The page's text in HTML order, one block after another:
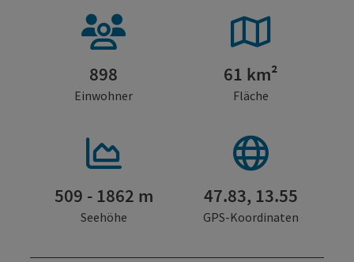
898
Einwohner
61 km²
Fläche
509 - 1862 m
Seehöhe
47.83, 13.55
GPS-Koordinaten